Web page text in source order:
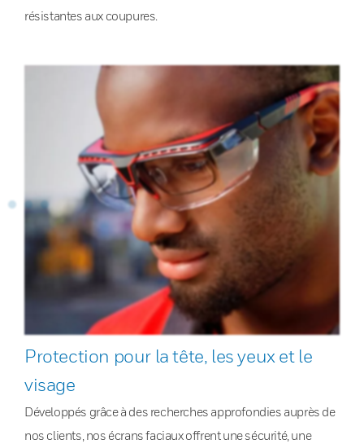
résistantes aux coupures.
Protection pour la tête, les yeux et le
visage
Développés grâce à des recherches approfondies auprès de
nos clients, nos écrans faciaux offrent une sécurité, une